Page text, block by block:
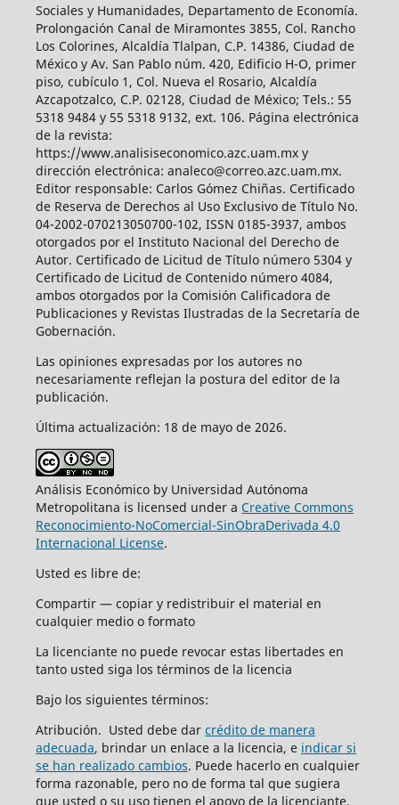
Sociales y Humanidades, Departamento de Economía.
Prolongación Canal de Miramontes 3855, Col. Rancho
Los Colorines, Alcaldía Tlalpan, C.P. 14386, Ciudad de
México y Av. San Pablo núm. 420, Edificio H-O, primer
piso, cubículo 1, Col. Nueva el Rosario, Alcaldía
Azcapotzalco, C.P. 02128, Ciudad de México; Tels.: 55
5318 9484 y 55 5318 9132, ext. 106. Página electrónica
de la revista:
https://www.analisiseconomico.azc.uam.mx y
dirección electrónica: analeco@correo.azc.uam.mx.
Editor responsable: Carlos Gómez Chiñas. Certificado
de Reserva de Derechos al Uso Exclusivo de Título No.
04-2002-070213050700-102, ISSN 0185-3937, ambos
otorgados por el Instituto Nacional del Derecho de
Autor. Certificado de Licitud de Título número 5304 y
Certificado de Licitud de Contenido número 4084,
ambos otorgados por la Comisión Calificadora de
Publicaciones y Revistas Ilustradas de la Secretaría de
Gobernación.
Las opiniones expresadas por los autores no
necesariamente reflejan la postura del editor de la
publicación.
Última actualización: 18 de mayo de 2026.
Análisis Económico by Universidad Autónoma
Metropolitana is licensed under a Creative Commons
Reconocimiento-NoComercial-SinObraDerivada 4.0
Internacional License.
Usted es libre de:
Compartir — copiar y redistribuir el material en
cualquier medio o formato
La licenciante no puede revocar estas libertades en
tanto usted siga los términos de la licencia
Bajo los siguientes términos:
Atribución. Usted debe dar crédito de manera
adecuada, brindar un enlace a la licencia, e indicar si
se han realizado cambios. Puede hacerlo en cualquier
forma razonable, pero no de forma tal que sugiera
que usted o su uso tienen el apoyo de la licenciante.